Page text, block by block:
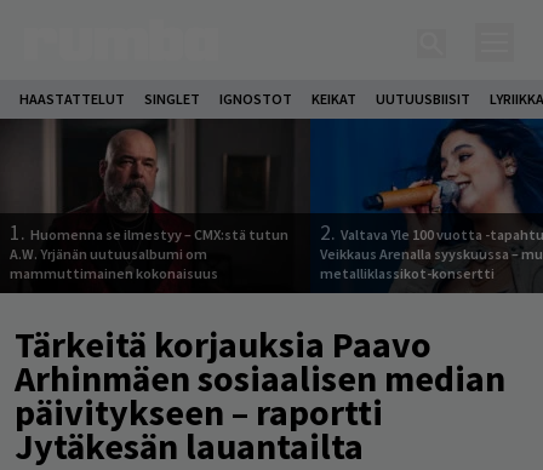
HAASTATTELUT SINGLET IGNOSTOT KEIKAT UUTUUSBIISIT
1. Huomenna se ilmestyy – CMX:stä tutun
A.W. Yrjänän uutuusalbumi om
mammuttimainen kokonaisuus
2. Valtava Yle 100 vuotta -
Veikkaus Arenalla syyskuussa –
metalliklassikot-konsertti
Tärkeitä korjauksia Paavo
Arhinmäen sosiaalisen median
päivitykseen – raportti
Jytäkesän lauantailta